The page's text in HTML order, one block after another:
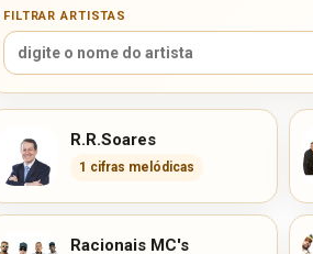
FILTRAR ARTISTAS
R.R.Soares
1 cifras melódicas
Racionais MC's